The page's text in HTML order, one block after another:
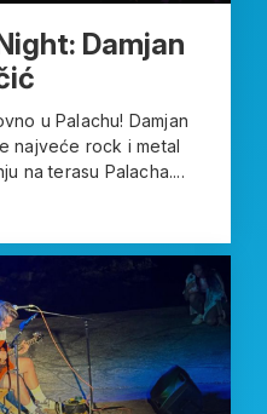
Damjan
u Palachu! Damjan
najveće rock i metal
na terasu Palacha....